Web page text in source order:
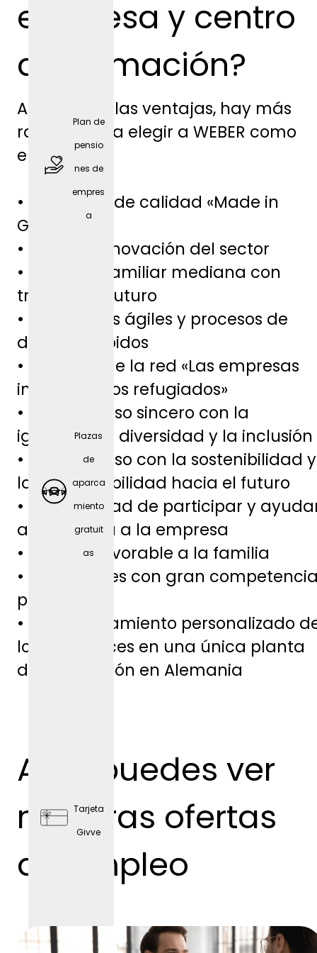
)
Plan de
pensio
nes de
empres
a
Plazas
de
aparca
miento
gratuit
as
Tarjeta
Givve
empresa y centro
de formación?
Además de las ventajas, hay más
razones para elegir a WEBER como
empresa:
• Productos de calidad «Made in
Germany»
• Líder en innovación del sector
• Empresa familiar mediana con
tradición y futuro
• Estructuras ágiles y procesos de
decisión rápidos
• Miembro de la red «Las empresas
integran a los refugiados»
• Compromiso sincero con la
igualdad, la diversidad y la inclusión
• Compromiso con la sostenibilidad y
la responsabilidad hacia el futuro
• Oportunidad de participar y
a dar forma a la empresa
• Entorno favorable a la familia
• Formadores con gran
profesional
• Acompañamiento personalizado
los aprendices en una única planta
de producción en Alemania
Aquí puedes ver
nuestras ofertas
de empleo